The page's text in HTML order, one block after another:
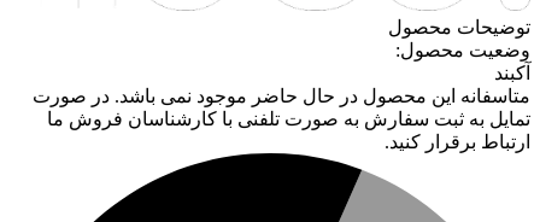
توضیحات محصول
وضعیت محصول:
آکبند
متاسفانه این محصول در حال حاضر موجود نمی باشد. در صورت
تمایل به ثبت سفارش به صورت تلفنی با کارشناسان فروش ما
ارتباط برقرار کنید.